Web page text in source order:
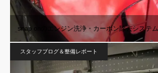
snap onのエンジン洗浄・カーボン除去システム
スタッフブログ＆整備レポート